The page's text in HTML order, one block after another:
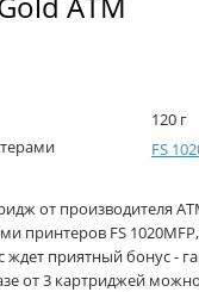
120 г
FS
от производителя
FS 1020MFP,
ждет приятный бонус -
от 3 картриджей